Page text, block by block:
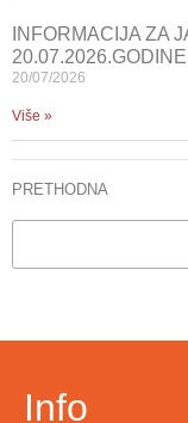
INFORMACIJA ZA
20.07.2026.GODINE
20/07/2026
Više »
PRETHODNA
Info